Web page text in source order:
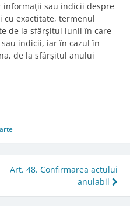
informaţii sau indicii despre
cu exactitate, termenul
de la sfârşitul lunii în care
indicii, iar în cazul în
de la sfârşitul anului
Art. 48. Confirmarea actului
anulabil